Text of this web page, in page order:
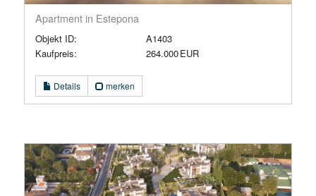
Apartment in Estepona
Objekt ID:
A1403
Kaufpreis:
264.000 EUR
Details merken